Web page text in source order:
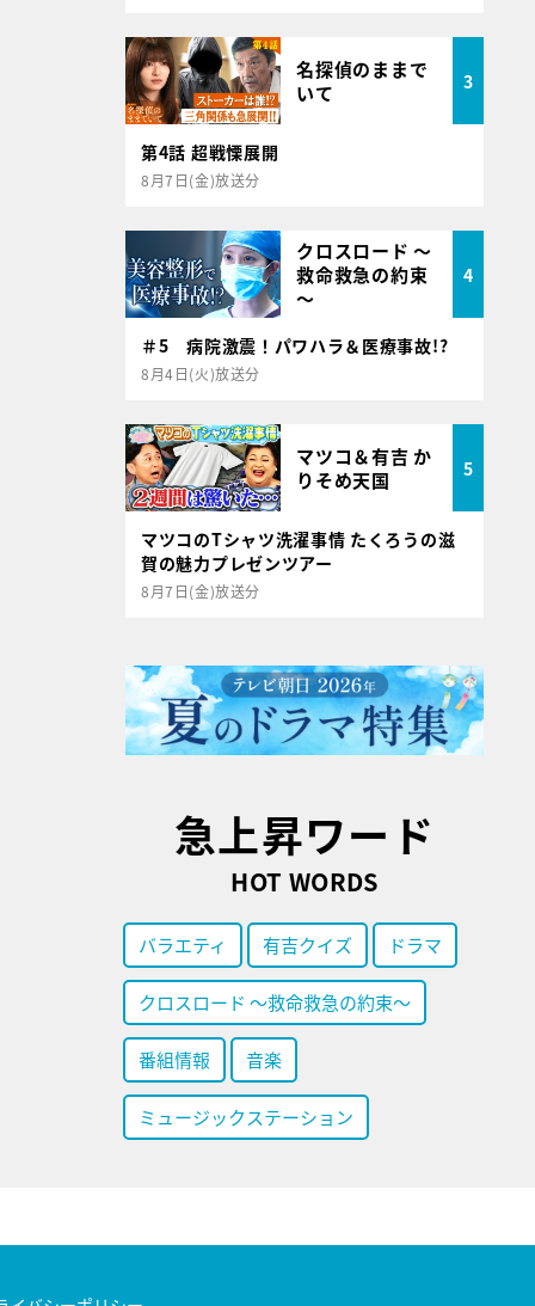
名探偵のままで
いて
3
第4話 超戦慄展開
8月7日(金)放送分
クロスロード ～
救命救急の約束
～
4
＃5 病院激震！パワハラ＆医療事故!?
8月4日(火)放送分
マツコ＆有吉 か
りそめ天国
5
マツコのTシャツ洗濯事情 たくろうの滋
賀の魅力プレゼンツアー
8月7日(金)放送分
急上昇ワード
HOT WORDS
バラエティ 有吉クイズ ドラマ
クロスロード ～救命救急の約束～
番組情報 音楽
ミュージックステーション